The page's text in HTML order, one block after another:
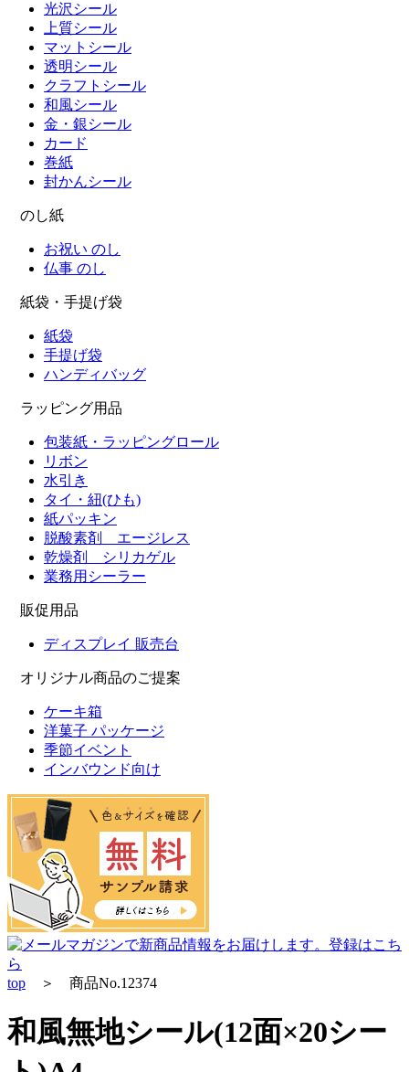
光沢シール
上質シール
マットシール
透明シール
クラフトシール
和風シール
金・銀シール
カード
巻紙
封かんシール
のし紙
お祝い のし
仏事 のし
紙袋・手提げ袋
紙袋
手提げ袋
ハンディバッグ
ラッピング用品
包装紙・ラッピングロール
リボン
水引き
タイ・紐(ひも)
紙パッキン
脱酸素剤 エージレス
乾燥剤 シリカゲル
業務用シーラー
販促用品
ディスプレイ 販売台
オリジナル商品のご提案
ケーキ箱
洋菓子 パッケージ
季節イベント
インバウンド向け
top ＞ 商品No.12374
和風無地シール(12面×20シー